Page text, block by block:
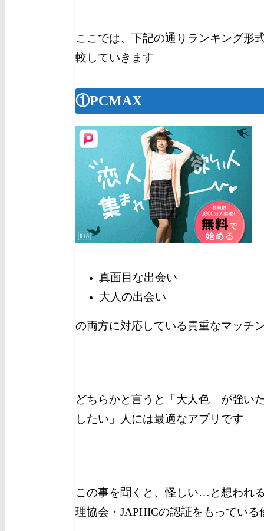
ここでは、下記の通りランキング形
較していきます
①PCMAX
真面目な出会い
大人の出会い
の両方に対応している貴重なマッチ
どちらかと言うと「大人色」が強い
したい」人には最適なアプリです
この事を聞くと、怪しい…と想われ
理協会・JAPHICの認証をもっている